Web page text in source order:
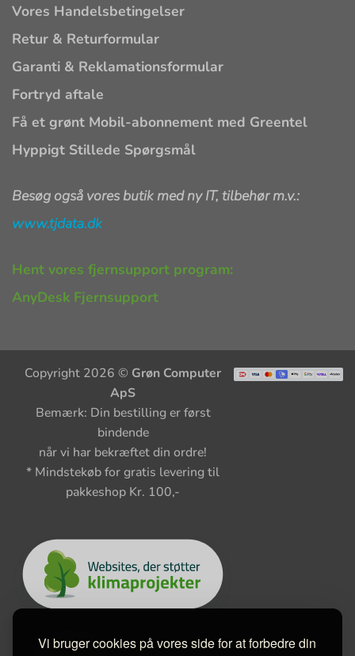
Vi bruger cookies på vores side for at forbedre din
Vores Handelsbetingelser
Retur & Returformular
Garanti & Reklamationsformular
Fortryd aftale
Få et grønt Mobil-abonnement med Greentel
Hyppigt Stillede Spørgsmål
Besøg også vores butik med ny IT, tilbehør m.v.:
www.tjdata.dk
Hent vores fjernsupport program:
AnyDesk Fjernsupport
Copyright 2026 © Grøn Computer
ApS
Bemærk: Din bestilling er først
bindende
når vi har bekræftet din ordre!
* Mindstekøb for gratis levering til
pakkeshop Kr. 100,-